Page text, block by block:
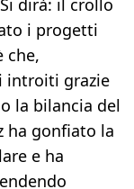
dirà: il crollo
i progetti
che,
introiti grazie
la bilancia del
ha gonfiato la
e ha